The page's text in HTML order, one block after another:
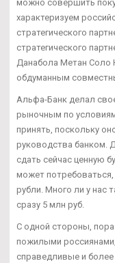
можно совершить
характеризуем
стратегического
стратегического
Данабола Метан Соло
обдуманным
Альфа-Банк делал
рыночным по
принять, поскольку
руководства банком.
сдать сейчас ценную
может потребоваться,
рубли. Много ли у нас
сразу 5 млн руб.
С одной стороны,
пожилыми
справедливые и